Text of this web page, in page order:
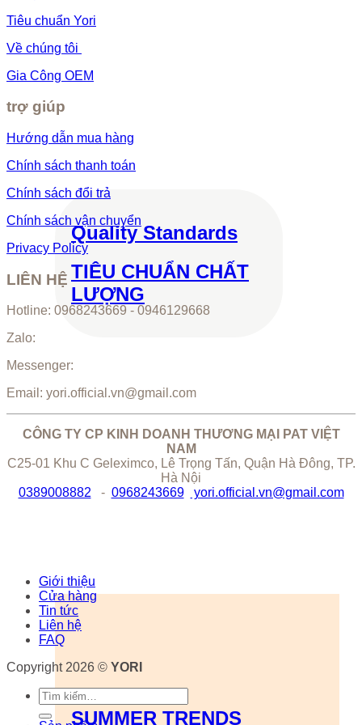
Quality Standards
TIÊU CHUẨN CHẤT
LƯỢNG
SUMMER TRENDS
Tiêu chuẩn Yori
Về chúng tôi
Gia Công OEM
trợ giúp
Hướng dẫn mua hàng
Chính sách thanh toán
Chính sách đổi trả
Chính sách vận chuyển
Privacy Policy
LIÊN HỆ
Hotline: 0968243669 - 0946129668
Zalo:
Messenger:
Email: yori.official.vn@gmail.com
CÔNG TY CP KINH DOANH THƯƠNG MẠI PAT VIỆT
NAM
C25-01 Khu C Geleximco, Lê Trọng Tấn, Quận Hà Đông, TP.
Hà Nội
0389008882 - 0968243669 yori.official.vn@gmail.com
Giới thiệu
Cửa hàng
Tin tức
Liên hệ
FAQ
Copyright 2026 © YORI
Tìm
kiếm: